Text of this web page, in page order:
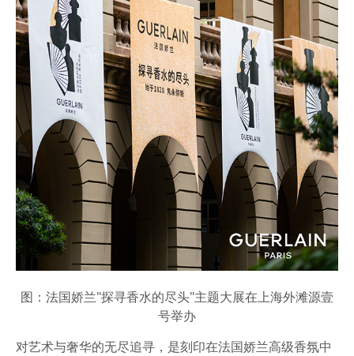
图：法国娇兰"探寻香水的尽头"主题大展在上海外滩源壹
号举办
对艺术与奢华的无尽追寻，是刻印在法国娇兰高级香氛中